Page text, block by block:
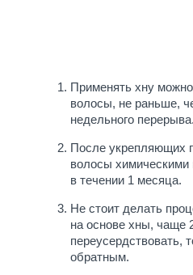
Применять хну
волосы, не раньше,
недельного перерыва.
После укрепляющих
волосы химическими
в течении 1 месяца.
Не стоит делать
на основе хны, чаще
переусердствовать,
обратным.